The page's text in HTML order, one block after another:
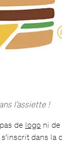
l’assiette !
de logo ni
dans la